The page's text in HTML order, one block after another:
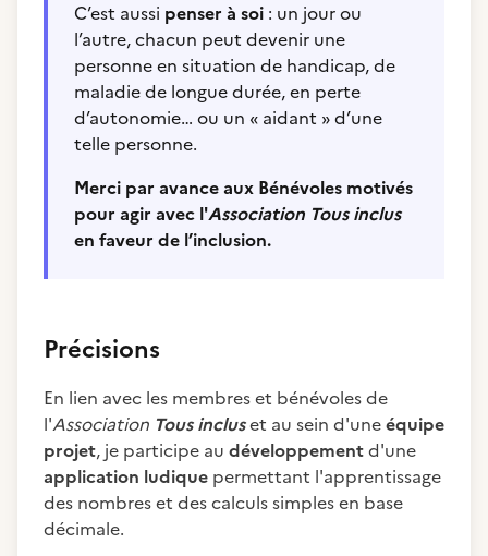
C’est aussi penser à soi : un jour ou
l’autre, chacun peut devenir une
personne en situation de handicap, de
maladie de longue durée, en perte
d’autonomie… ou un « aidant » d’une
telle personne.
Merci par avance aux Bénévoles motivés
pour agir avec l'Association Tous inclus
en faveur de l’inclusion.
Précisions
En lien avec les membres et bénévoles de
l'Association Tous incluset au sein d'uneéquipe
projet, je participe au développementd'une
application ludique permettant l'apprentissage
des nombres et des calculs simples en base
décimale.